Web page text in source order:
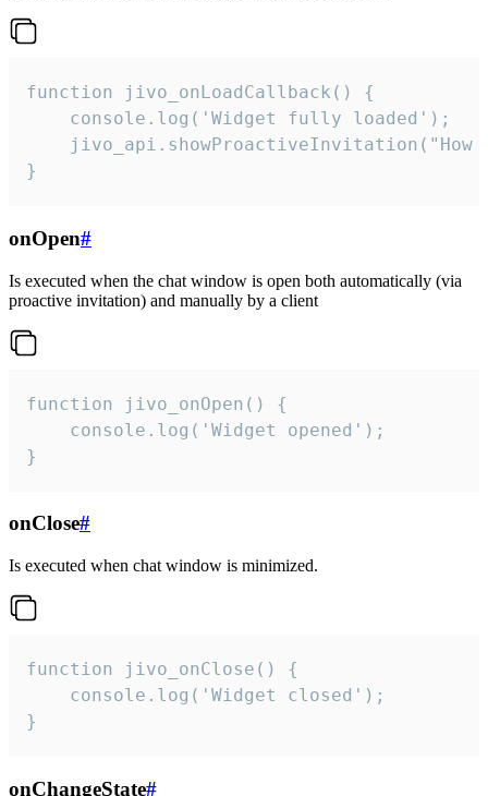
function jivo_onLoadCallback() {
    console.log('Widget fully loaded');
jivo_api.showProactiveInvitation("How
}
onOpen#
Is executed when the chat window is open both automatically (via
proactive invitation) and manually by a client
function jivo_onOpen() {
    console.log('Widget opened');
}
onClose#
Is executed when chat window is minimized.
function jivo_onClose() {
    console.log('Widget closed');
}
onChangeState#